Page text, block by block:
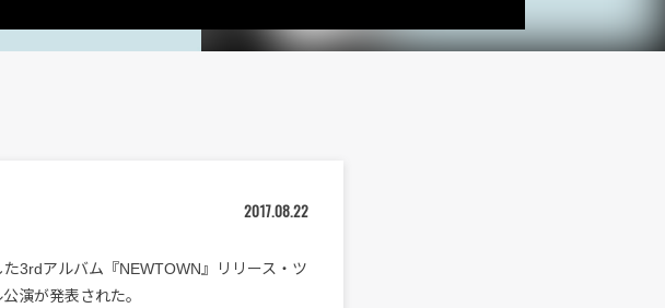
2017.08.22
3rdアルバム『NEWTOWN』リリース・ツ
演が発表された。